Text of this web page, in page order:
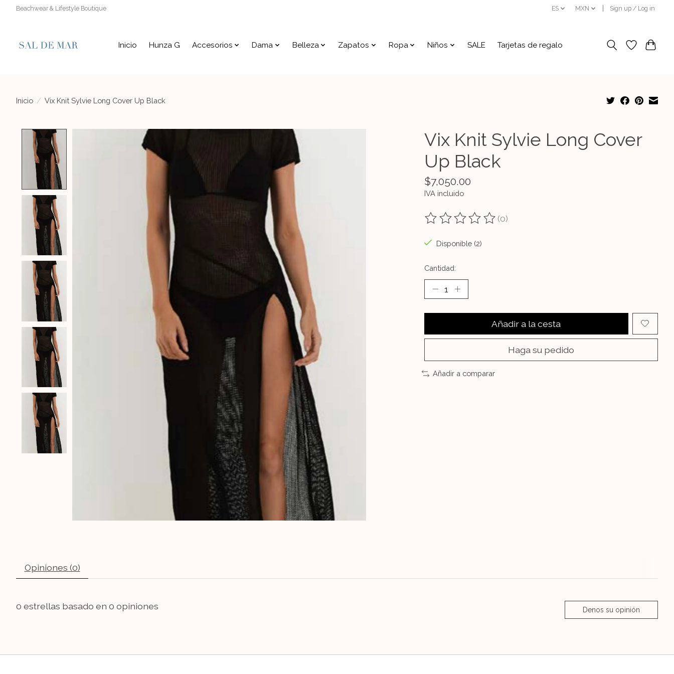
Beachwear & Lifestyle Boutique ES MXN Sign up / Log in
Inicio Hunza G Accesorios Dama Belleza Zapatos Ropa Niños SALE Tarjetas de regalo
Inicio / Vix Knit Sylvie Long Cover Up Black
Product image slideshow Items
Vix Knit Sylvie Long Cover
Up Black
$7,050.00
IVA incluido
The rating of this product is
(0)
Disponible (2)
Cantidad:
Añadir a la cesta
Haga su pedido
Añadir a comparar
Opiniones (0)
0 estrellas basado en 0 opiniones Denos su opinión